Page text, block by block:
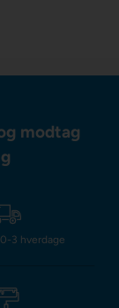
modtag
3 hverdage